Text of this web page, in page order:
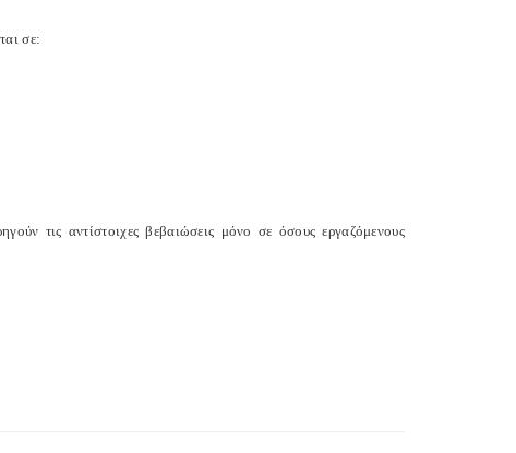
σε:
τις αντίστοιχες βεβαιώσεις μόνο σε όσους εργαζόμενους